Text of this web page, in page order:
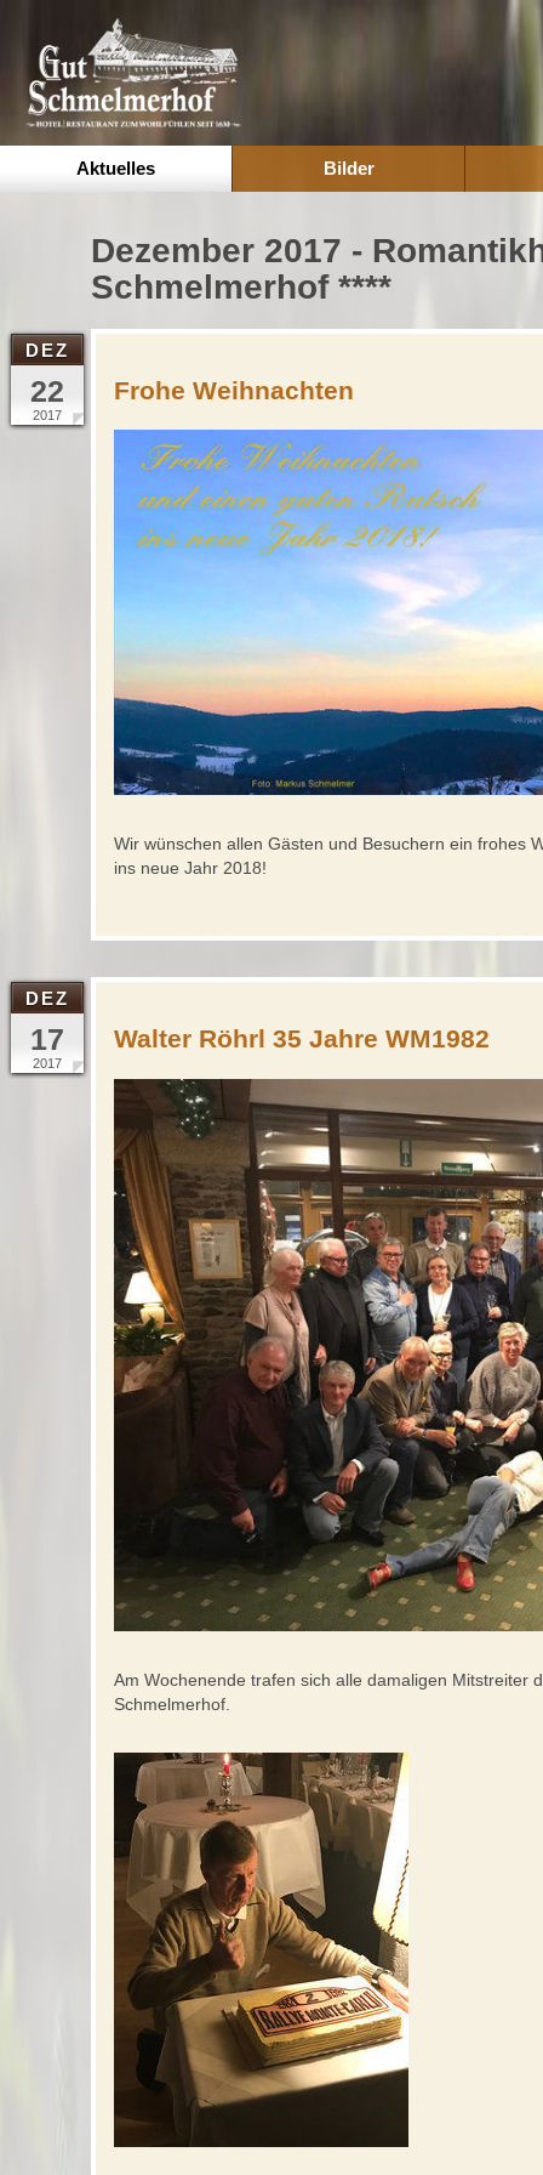
Aktuelles Bilder
Dezember 2017 -
Schmelmerhof ****
2017
22
DEZ
Frohe Weihnachten
Wir wünschen allen Gästen und Besuchern ein frohes
ins neue Jahr 2018!
2017
17
DEZ
Walter Röhrl 35 Jahre WM1982
Am Wochenende trafen sich alle damaligen Mitstreiter
Schmelmerhof.